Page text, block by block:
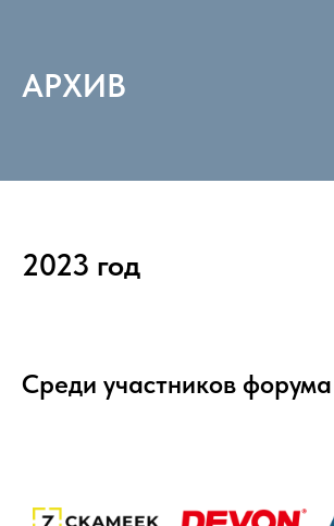
АРХИВ
2023 год
Среди участников